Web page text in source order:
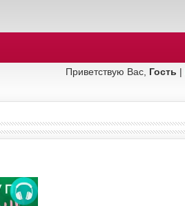
Приветствую Вас, Гость |